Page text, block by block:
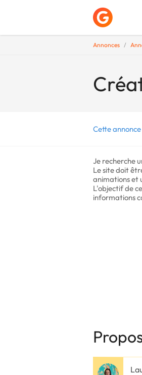
Annonces
Cette
Je recherche
Le site doit
animations et
L'objectif de
informations